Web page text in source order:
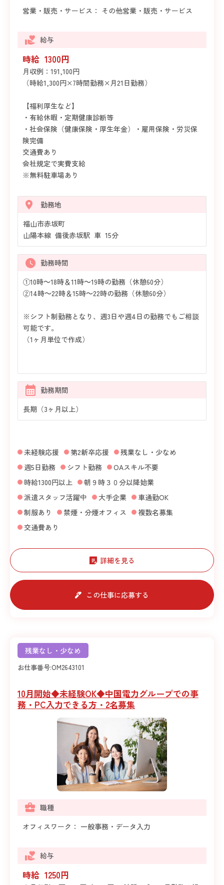
営業・販売・サービス： その他営業・販売・サービス
給与
時給 1300円
月収例：191,100円
（時給1,300円×7時間勤務×月21日勤務）
【福利厚生など】
・有給休暇・定期健康診断等
・社会保険（健康保険・厚生年金）・雇用保険・労災保
険完備
交通費あり
会社規定で実費支給
※無料駐車場あり
勤務地
福山市赤坂町
山陽本線 備後赤坂駅 車 15分
勤務時間
①10時～18時＆11時～19時の勤務（休憩60分）
②14時～22時＆15時～22時の勤務（休憩60分）
※シフト制勤務となり、週3日や週4日の勤務でもご相談
可能です。
（1ヶ月単位で作成）
勤務期間
長期（3ヶ月以上）
未経験応援 第2新卒応援
残業なし・少なめ
週5日勤務
シフト勤務
OAスキル不要
時給1300円以上
朝９時３０分以降始業
派遣スタッフ活躍中
大手企業
車通勤OK
制服あり
禁煙・分煙オフィス
複数名募集
交通費あり
詳細を見る
この仕事に応募する
残業なし・少なめ
お仕事番号:OM2643101
10月開始◆未経験OK◆中国電力グループでの事
務・PC入力できる方・2名募集
職種
オフィスワーク： 一般事務・データ入力
給与
時給 1250円